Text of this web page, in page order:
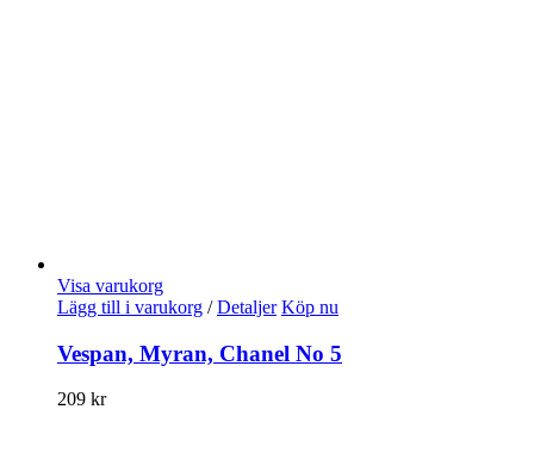
Visa varukorg
Lägg till i varukorg / Detaljer Köp nu
Vespan, Myran, Chanel No 5
209 kr